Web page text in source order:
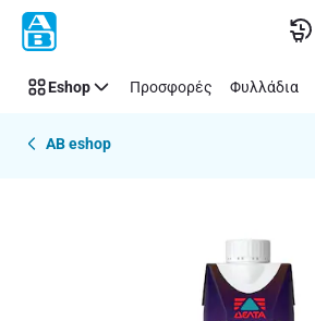
Παράλειψη
Eshop Προσφορές Φυλλάδια
AB eshop